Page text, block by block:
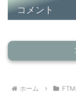
コメント
ホーム